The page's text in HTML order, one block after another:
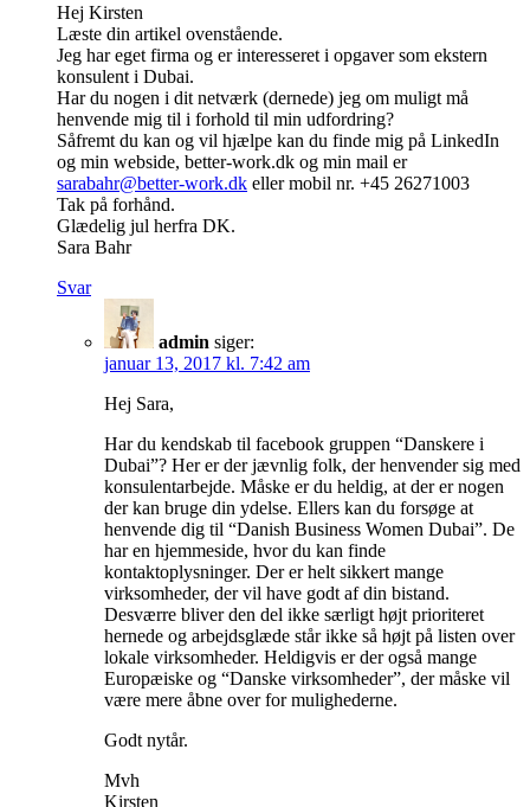
Hej Kirsten
Læste din artikel ovenstående.
Jeg har eget firma og er interesseret i opgaver som ekstern
konsulent i Dubai.
Har du nogen i dit netværk (dernede) jeg om muligt må
henvende mig til i forhold til min udfordring?
Såfremt du kan og vil hjælpe kan du finde mig på LinkedIn
og min webside, better-work.dk og min mail er
sarabahr@better-work.dk eller mobil nr. +45 26271003
Tak på forhånd.
Glædelig jul herfra DK.
Sara Bahr
Svar
admin siger:
januar 13, 2017 kl. 7:42 am
Hej Sara,
Har du kendskab til facebook gruppen “Danskere i
Dubai”? Her er der jævnlig folk, der henvender sig med
konsulentarbejde. Måske er du heldig, at der er nogen
der kan bruge din ydelse. Ellers kan du forsøge at
henvende dig til “Danish Business Women Dubai”. De
har en hjemmeside, hvor du kan finde
kontaktoplysninger. Der er helt sikkert mange
virksomheder, der vil have godt af din bistand.
Desværre bliver den del ikke særligt højt prioriteret
hernede og arbejdsglæde står ikke så højt på listen over
lokale virksomheder. Heldigvis er der også mange
Europæiske og “Danske virksomheder”, der måske vil
være mere åbne over for mulighederne.
Godt nytår.
Mvh
Kirsten